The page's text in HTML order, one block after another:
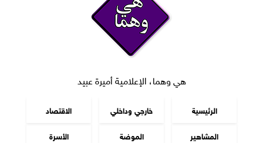
هي وهما، الإعلامية أميرة عبيد
الرئيسية خارجي وداخلي
الاقتصاد
المشاهير
الموضة
الأسرة